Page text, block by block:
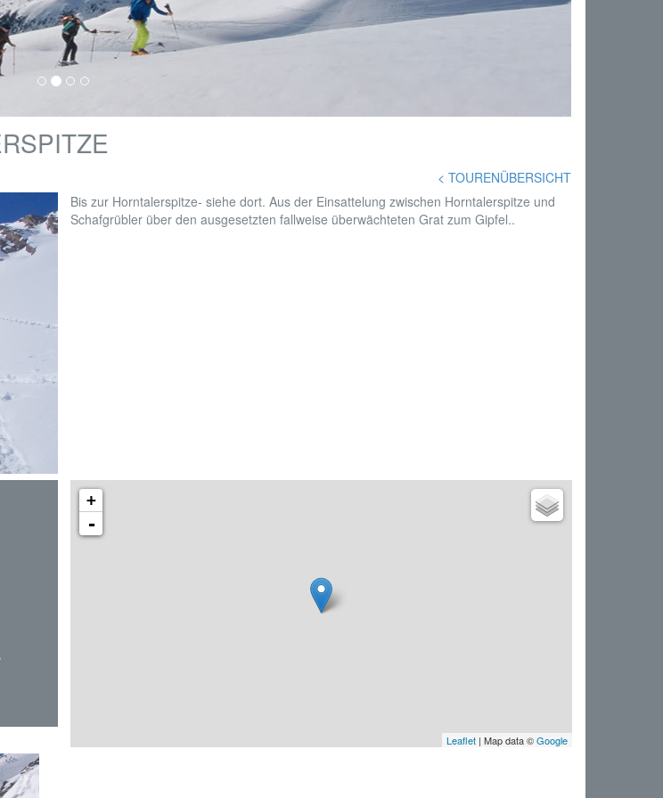
< TOURENÜBERSICHT
Bis zur Horntalerspitze- siehe dort. Aus der Einsattelung zwischen Horntalerspitze und
Schafgrübler über den ausgesetzten fallweise überwächteten Grat zum Gipfel..
+
-
Leaflet | Map data ©Google